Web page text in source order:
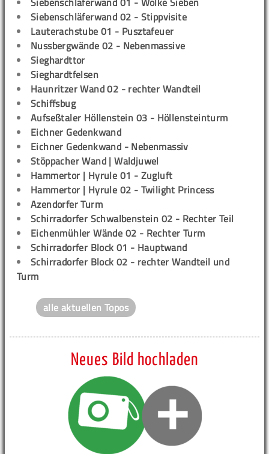
Siebenschläferwand 02 - Stippvisite
Lauterachstube 01 - Pusztafeuer
Nussbergwände 02 - Nebenmassive
Sieghardttor
Sieghardtfelsen
Haunritzer Wand 02 - rechter Wandteil
Schiffsbug
Aufseßtaler Höllenstein 03 - Höllensteinturm
Eichner Gedenkwand
Eichner Gedenkwand - Nebenmassiv
Stöppacher Wand | Waldjuwel
Hammertor | Hyrule 01 - Zugluft
Hammertor | Hyrule 02 - Twilight Princess
Azendorfer Turm
Schirradorfer Schwalbenstein 02 - Rechter Teil
Eichenmühler Wände 02 - Rechter Turm
Schirradorfer Block 01 - Hauptwand
Schirradorfer Block 02 - rechter Wandteil und
Turm
alle aktuellen Topos
Neues Bild hochladen